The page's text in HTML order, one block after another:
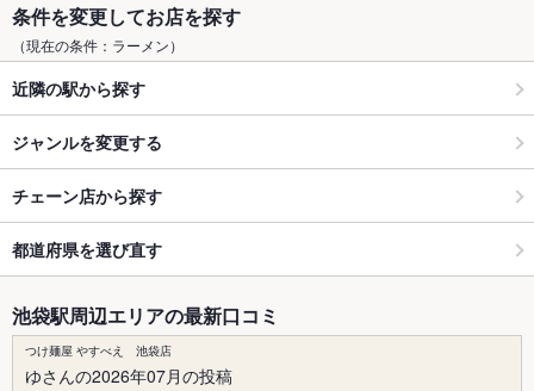
条件を変更してお店を探す
（現在の条件：ラーメン）
近隣の駅から探す
ジャンルを変更する
チェーン店から探す
都道府県を選び直す
池袋駅周辺エリアの最新口コミ
つけ麺屋 やすべえ 池袋店
ゆさんの2026年07月の投稿